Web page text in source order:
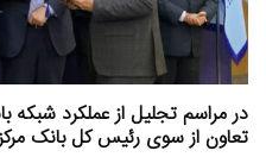
در مراسم تجلیل از عملکرد شبکه
تعاون از سوی رئیس کل بانک